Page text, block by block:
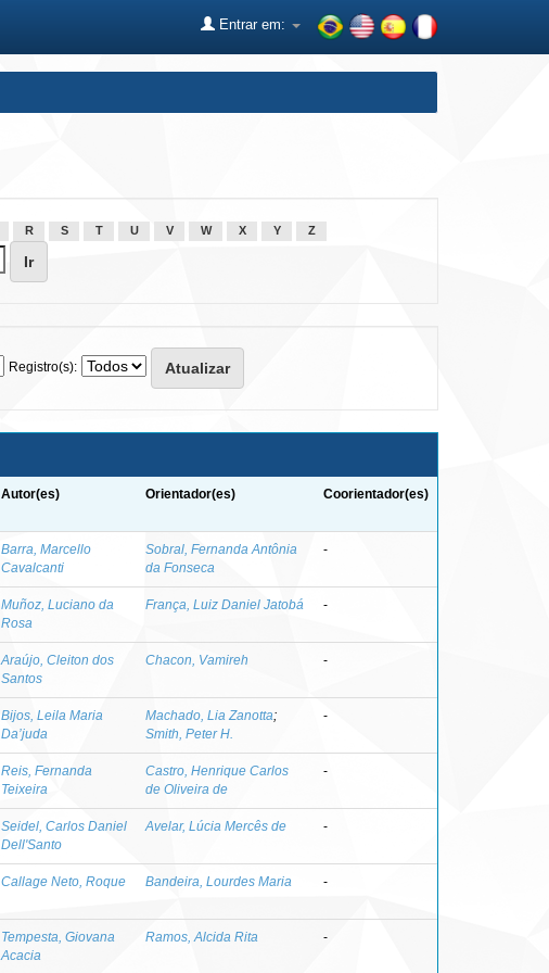
Entrar em:
R S T U V W X Y Z
Registro(s):
Autor(es) Orientador(es) Coorientador(es)
Barra, Marcello
Cavalcanti
Sobral, Fernanda Antônia
da Fonseca
-
Muñoz, Luciano da
Rosa
França, Luiz Daniel Jatobá -
Araújo, Cleiton dos
Santos
Chacon, Vamireh -
Bijos, Leila Maria
Da’juda
Machado, Lia Zanotta;
Smith, Peter H.
-
Reis, Fernanda
Teixeira
Castro, Henrique Carlos
de Oliveira de
-
Seidel, Carlos Daniel
Dell'Santo
Avelar, Lúcia Mercês de -
Callage Neto, Roque Bandeira, Lourdes Maria -
Tempesta, Giovana
Acacia
Ramos, Alcida Rita -